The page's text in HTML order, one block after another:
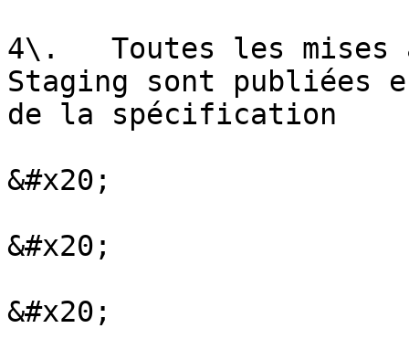
4\.   Toutes les mises
Staging sont publiées
de la spécification
&#x20;
&#x20;
&#x20;